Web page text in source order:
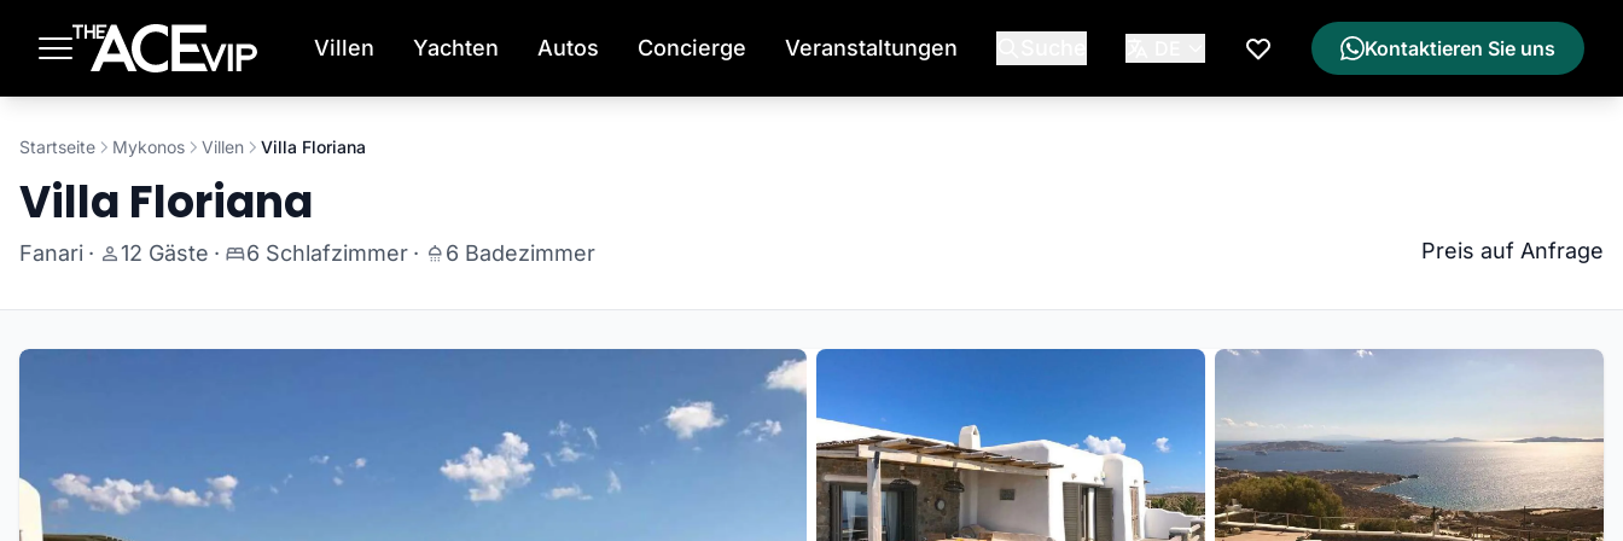
Villen Yachten Autos Concierge Veranstaltungen
Meine Wunschliste
Kontaktieren Sie uns
Startseite Mykonos Villen Villa Floriana
Villa Floriana
Fanari · 12 Gäste · 6 Schlafzimmer · 6 Badezimmer Preis auf Anfrage